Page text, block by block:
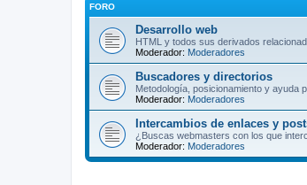
FORO
Desarrollo web
HTML y todos sus derivados
Moderador: Moderadores
Buscadores y directorios
Metodología, posicionamiento y ayuda
Moderador: Moderadores
Intercambios de enlaces y
¿Buscas webmasters con los que
Moderador: Moderadores